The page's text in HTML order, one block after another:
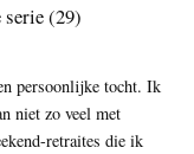
serie (29)
persoonlijke tocht. Ik
niet zo veel met
retraites die ik